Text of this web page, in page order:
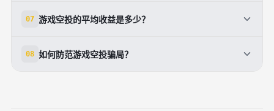
Sandbox 和 New Star Game。
07 游戏空投的平均收益是多少？
与项目和积分数量。
08 如何防范游戏空投骗局？